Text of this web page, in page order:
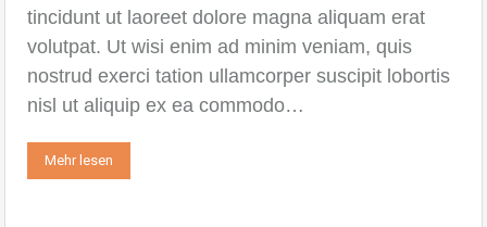
tincidunt ut laoreet dolore magna aliquam erat
volutpat. Ut wisi enim ad minim veniam, quis
nostrud exerci tation ullamcorper suscipit lobortis
nisl ut aliquip ex ea commodo…
Mehr lesen